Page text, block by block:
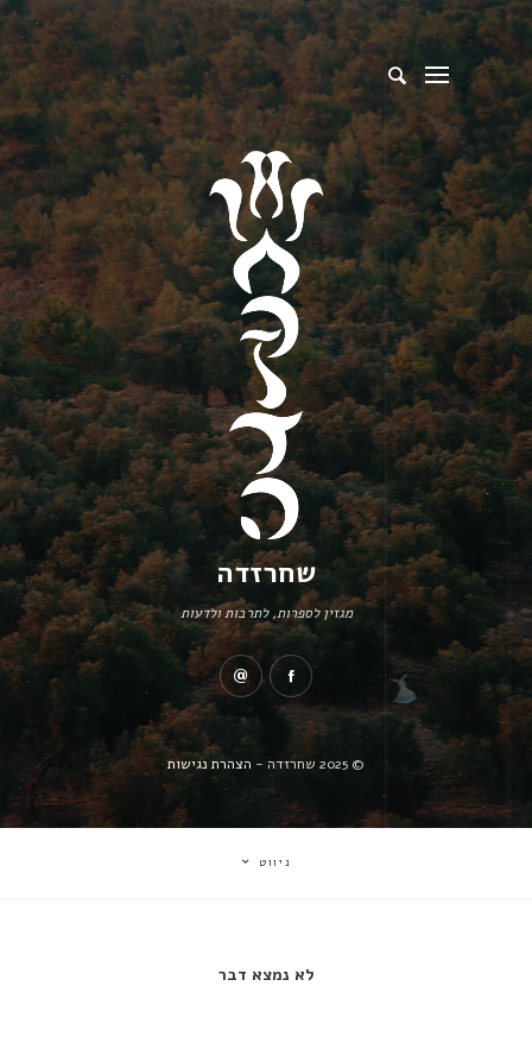
שחרזדה
מגזין לספרות, לתרבות ולדעות
© 2025 שחרזדה - הצהרת נגישות
ניווט
לא נמצא דבר